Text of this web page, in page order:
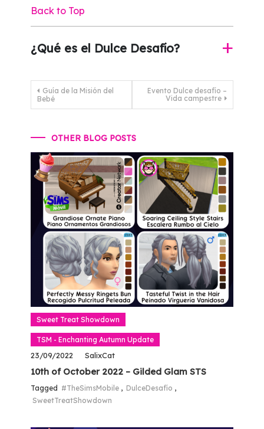
Back to Top
a
¿Qué es el Dulce Desafío?
Post
navigation
Guía de la Misión del
Bebé
Evento Dulce desafío –
Vida campestre
OTHER BLOG POSTS
Sweet Treat Showdown
TSM - Enchanting Autumn Update
23/09/2022 SalixCat
10th of October 2022 – Gilded Glam STS
Tagged #TheSimsMobile , DulceDesafío ,
SweetTreatShowdown